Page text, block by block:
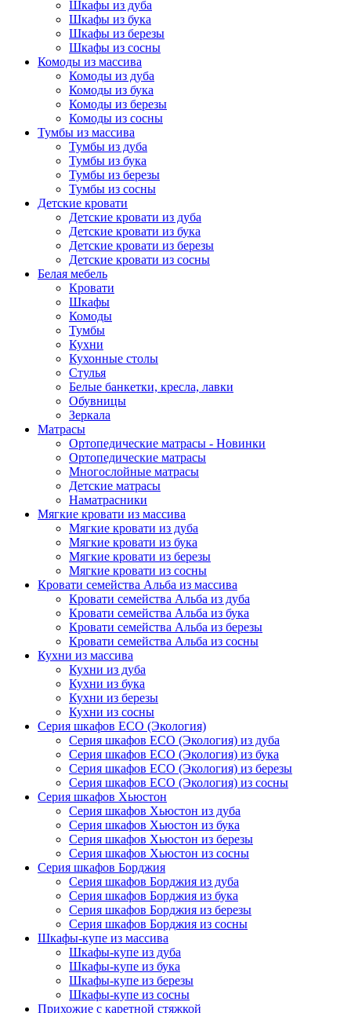
Шкафы из дуба
Шкафы из бука
Шкафы из березы
Шкафы из сосны
Комоды из массива
Комоды из дуба
Комоды из бука
Комоды из березы
Комоды из сосны
Тумбы из массива
Тумбы из дуба
Тумбы из бука
Тумбы из березы
Тумбы из сосны
Детские кровати
Детские кровати из дуба
Детские кровати из бука
Детские кровати из березы
Детские кровати из сосны
Белая мебель
Кровати
Шкафы
Комоды
Тумбы
Кухни
Кухонные столы
Стулья
Белые банкетки, кресла, лавки
Обувницы
Зеркала
Матрасы
Ортопедические матрасы - Новинки
Ортопедические матрасы
Многослойные матрасы
Детские матрасы
Наматрасники
Мягкие кровати из массива
Мягкие кровати из дуба
Мягкие кровати из бука
Мягкие кровати из березы
Мягкие кровати из сосны
Кровати семейства Альба из массива
Кровати семейства Альба из дуба
Кровати семейства Альба из бука
Кровати семейства Альба из березы
Кровати семейства Альба из сосны
Кухни из массива
Кухни из дуба
Кухни из бука
Кухни из березы
Кухни из сосны
Серия шкафов ECO (Экология)
Серия шкафов ECO (Экология) из дуба
Серия шкафов ECO (Экология) из бука
Серия шкафов ECO (Экология) из березы
Серия шкафов ECO (Экология) из сосны
Серия шкафов Хьюстон
Серия шкафов Хьюстон из дуба
Серия шкафов Хьюстон из бука
Серия шкафов Хьюстон из березы
Серия шкафов Хьюстон из сосны
Серия шкафов Борджия
Серия шкафов Борджия из дуба
Серия шкафов Борджия из бука
Серия шкафов Борджия из березы
Серия шкафов Борджия из сосны
Шкафы-купе из массива
Шкафы-купе из дуба
Шкафы-купе из бука
Шкафы-купе из березы
Шкафы-купе из сосны
Прихожие с каретной стяжкой